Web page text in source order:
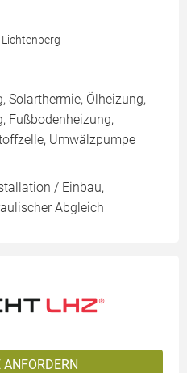
Solarthermie, Ölheizung,
Fußbodenheizung,
Umwälzpumpe
/ Einbau,
Abgleich